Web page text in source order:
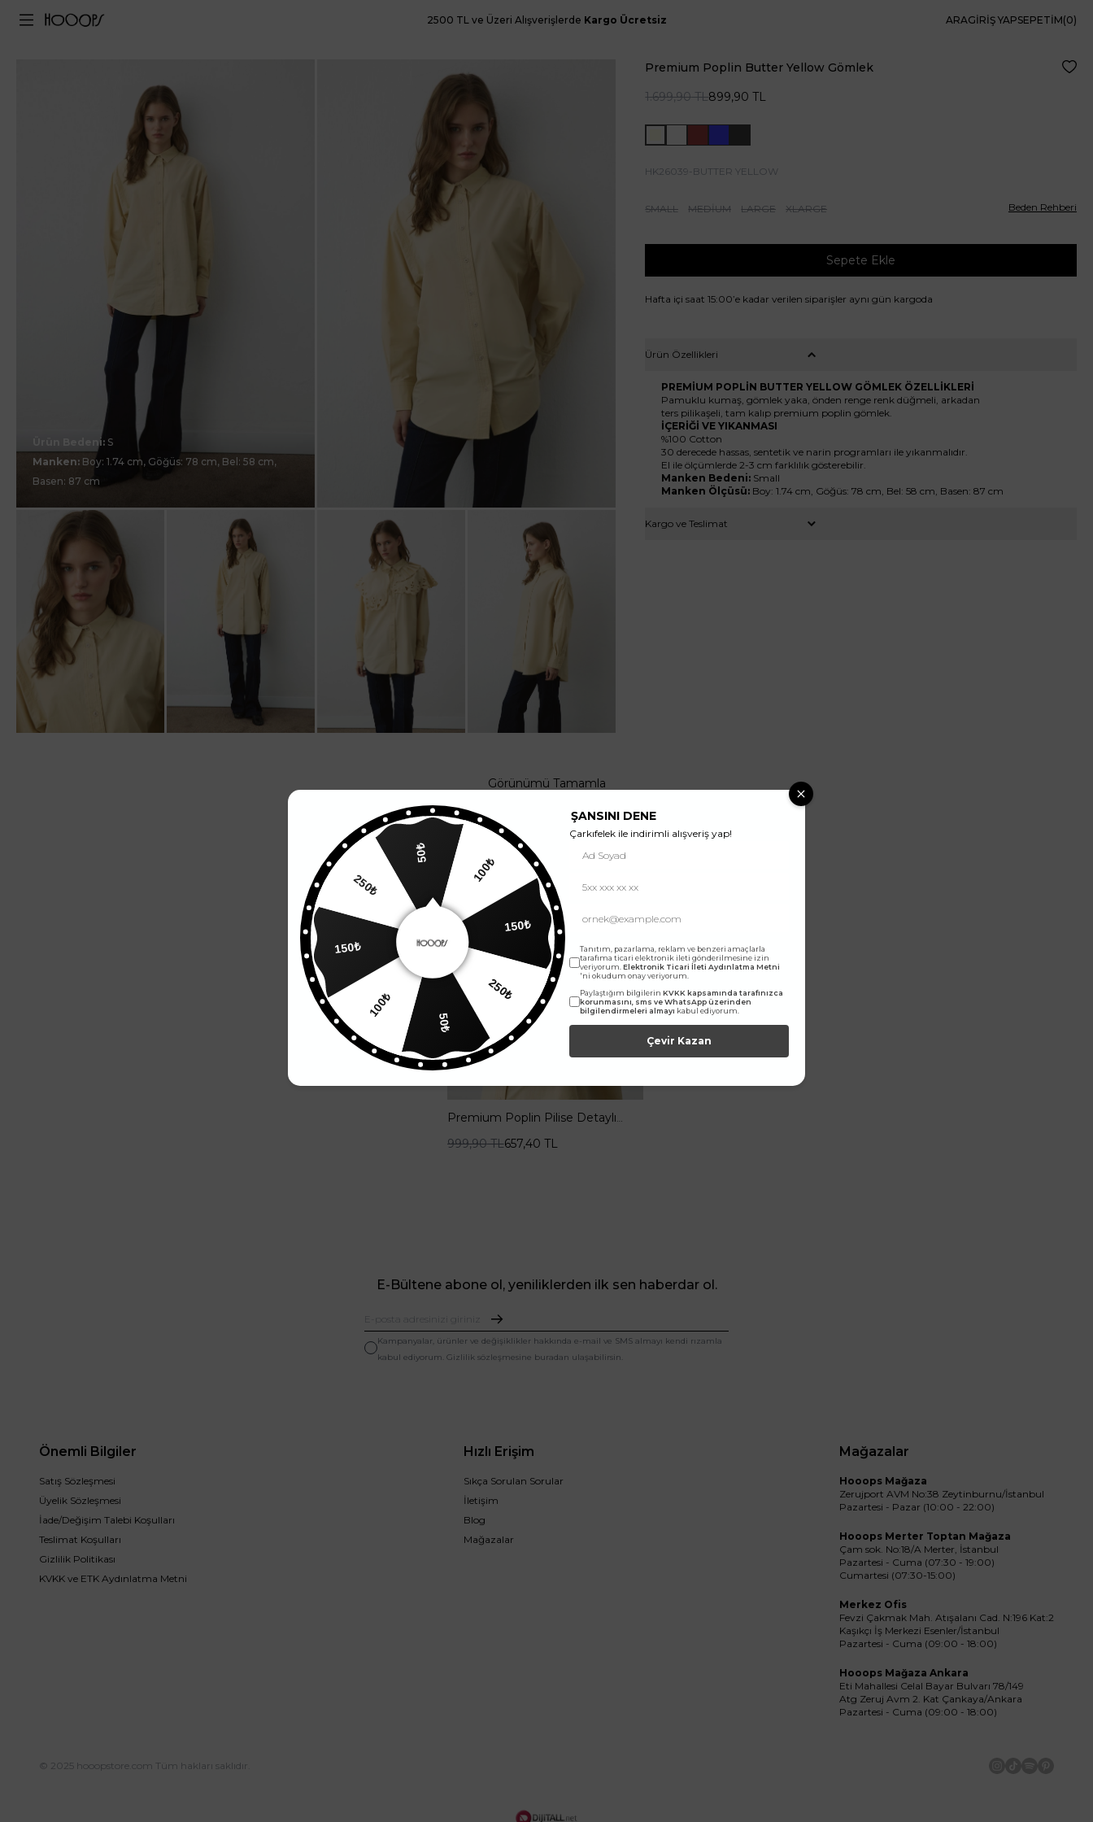
2500 TL ve Üzeri Alışverişlerde Kargo Ücretsiz ARAGIRIŞ YAPSEPETIM(0)
Ürün Bedeni: S
Manken: Boy: 1.74 cm, Göğüs: 78 cm, Bel: 58 cm,
Basen: 87 cm
Premium Poplin Butter Yellow Gömlek
1.699,90TL899,90 TL
HK26039-BUTTER YELLOW
Beden Rehberi
SMALL MEDİUM LARGE XLARGE
Sepete Ekle
Hafta içi saat 15:00’e kadar verilen siparişler aynı gün kargoda
Ürün Özellikleri
PREMİUM POPLİN BUTTER YELLOW GÖMLEK ÖZELLİKLERİ
Pamuklu kumaş, gömlek yaka, önden renge renk düğmeli, arkadan
ters pilikaşeli, tam kalıp premium poplin gömlek.
İÇERİĞİ VE YIKANMASI
%100 Cotton
30 derecede hassas, sentetik ve narin programları ile yıkanmalıdır.
El ile ölçümlerde 2-3 cm farklılık gösterebilir.
Manken Bedeni: Small
Manken Ölçüsü: Boy: 1.74 cm, Göğüs: 78 cm, Bel: 58 cm, Basen: 87 cm
Kargo ve Teslimat
Görünümü Tamamla
Premium Poplin Pilise Detaylı
999,90TL657,40 TL
E-Bültene abone ol, yeniliklerden ilk sen haberdar ol.
Kampanyalar, ürünler ve değişiklikler hakkında e-mail ve SMS almayı kendi rızamla
kabul ediyorum. Gizlilik sözleşmesine buradan ulaşabilirsin.
Önemli Bilgiler
Satış Sözleşmesi
Üyelik Sözleşmesi
İade/Değişim Talebi Koşulları
Teslimat Koşulları
Gizlilik Politikası
KVKK ve ETK Aydınlatma Metni
Hızlı Erişim
Sıkça Sorulan Sorular
İletişim
Blog
Mağazalar
Mağazalar
Hooops Mağaza
Zerujport AVM No:38 Zeytinburnu/İstanbul
Pazartesi - Pazar (10:00 - 22:00)
Hooops Merter Toptan Mağaza
Çam sok. No:18/A Merter, İstanbul
Pazartesi - Cuma (07:30 - 19:00)
Cumartesi (07:30-15:00)
Merkez Ofis
Fevzi Çakmak Mah. Atışalanı Cad. N:196 Kat:2
Kaşıkçı İş Merkezi Esenler/İstanbul
Pazartesi - Cuma (09:00 - 18:00)
Hooops Mağaza Ankara
Eti Mahallesi Celal Bayar Bulvarı 78/149
Atg Zeruj Avm 2. Kat Çankaya/Ankara
Pazartesi - Cuma (09:00 - 18:00)
© 2025 hooopstore.com Tüm hakları saklıdır.
100₺
250₺
50₺
100₺
150₺
250₺
ŞANSINI DENE
Çarkıfelek ile indirimli alışveriş yap!
Tanıtım, pazarlama, reklam ve benzeri amaçlarla
tarafıma ticari elektronik ileti gönderilmesine izin
veriyorum. Elektronik Ticari İleti Aydınlatma Metni
'ni okudum onay veriyorum.
Paylaştığım bilgilerin KVKK kapsamında tarafınızca
korunmasını, sms ve WhatsApp üzerinden
bilgilendirmeleri almayı kabul ediyorum.
Çevir Kazan